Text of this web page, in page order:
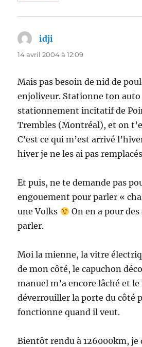
idji
14 avril 2004 à 12:09
Mais pas besoin de nid de
enjoliveur. Stationne ton auto
stationnement incitatif de
Trembles (Montréal), et on
C’est ce qui m’est arrivé
hiver je ne les ai pas
Et puis, ne te demande pas
engouement pour parler «
une Volks
On en a pour des
parler.
Moi la mienne, la vitre
de mon côté, le capuchon
manuel m’a encore lâché et
déverrouiller la porte du côté
fonctionne quand il veut.
Bientôt rendu à 126000km, je